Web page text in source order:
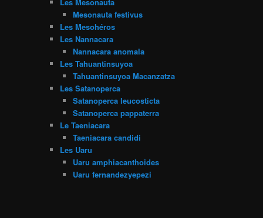
Mesonauta festivus
Les Mesohéros
Les Nannacara
Nannacara anomala
Les Tahuantinsuyoa
Tahuantinsuyoa Macanzatza
Les Satanoperca
Satanoperca leucosticta
Satanoperca pappaterra
Le Taeniacara
Taeniacara candidi
Les Uaru
Uaru amphiacanthoides
Uaru fernandezyepezi